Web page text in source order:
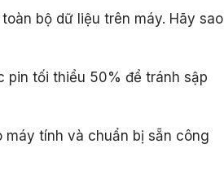
bộ dữ liệu trên máy. Hãy sao
pin tối thiểu 50% để tránh sập
máy tính và chuẩn bị sẵn công